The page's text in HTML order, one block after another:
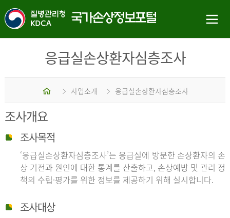
응급실손상환자심층조사
홈 사업소개 응급실손상환자심층조사
조사개요
조사목적
‘응급실손상환자심층조사’는 응급실에 방문한 손상환자의 손
상 기전과 원인에 대한 통계를 산출하고, 손상예방 및 관리 정
책의 수립·평가를 위한 정보를 제공하기 위해 실시합니다.
조사대상